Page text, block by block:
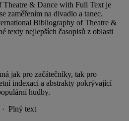
& Dance with Full Text je
zaměřením na divadlo a tanec.
Bibliography of Theatre &
texty nejlepších časopisů z oblasti
jak pro začátečníky, tak pro
indexaci a abstrakty pokrývající
hudby.
· Plný text